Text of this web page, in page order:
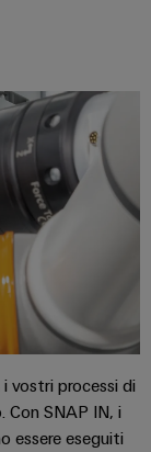
vostri processi di
Con SNAP IN, i
essere eseguiti